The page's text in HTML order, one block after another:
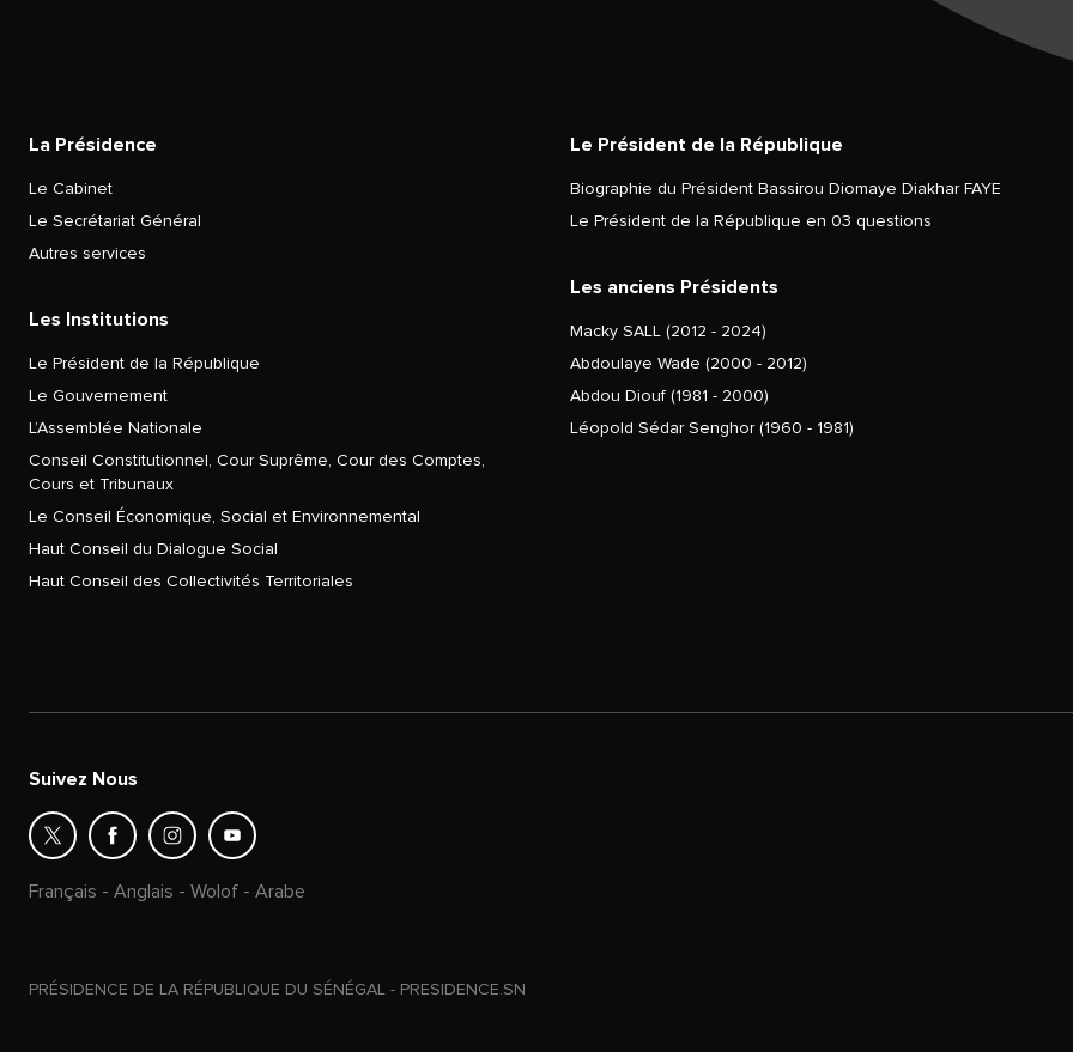
La Présidence
Le Cabinet
Le Secrétariat Général
Autres services
Les Institutions
Le Président de la République
Le Gouvernement
L’Assemblée Nationale
Conseil Constitutionnel, Cour Suprême, Cour des Comptes,
Cours et Tribunaux
Le Conseil Économique, Social et Environnemental
Haut Conseil du Dialogue Social
Haut Conseil des Collectivités Territoriales
Le Président de la République
Biographie du Président Bassirou Diomaye Diakhar FAYE
Le Président de la République en 03 questions
Les anciens Présidents
Macky SALL (2012 - 2024)
Abdoulaye Wade (2000 - 2012)
Abdou Diouf (1981 - 2000)
Léopold Sédar Senghor (1960 - 1981)
Suivez Nous
Français - Anglais - Wolof - Arabe
PRÉSIDENCE DE LA RÉPUBLIQUE DU SÉNÉGAL - PRESIDENCE.SN